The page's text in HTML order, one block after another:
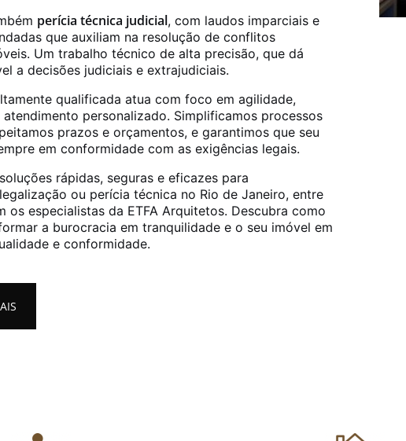
perícia técnica judicial, com laudos imparciais e
que auxiliam na resolução de conflitos
Um trabalho técnico de alta precisão, que dá
a decisões judiciais e extrajudiciais.
qualificada atua com foco em agilidade,
personalizado. Simplificamos processos
prazos e orçamentos, e garantimos que seu
em conformidade com as exigências legais.
rápidas, seguras e eficazes para
ou perícia técnica no Rio de Janeiro, entre
os especialistas da ETFA Arquitetos. Descubra como
a burocracia em tranquilidade e o seu imóvel em
e conformidade.